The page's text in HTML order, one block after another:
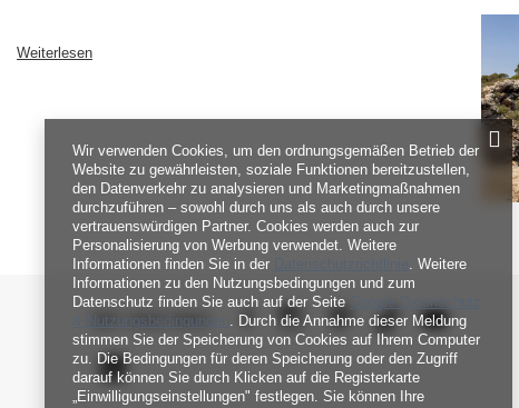
Weiterlesen
SEI UNS NAH
Wir verwenden Cookies, um den ordnungsgemäßen Betrieb der
Website zu gewährleisten, soziale Funktionen bereitzustellen,
den Datenverkehr zu analysieren und Marketingmaßnahmen
durchzuführen – sowohl durch uns als auch durch unsere
vertrauenswürdigen Partner. Cookies werden auch zur
Personalisierung von Werbung verwendet. Weitere
Informationen finden Sie in der
. Weitere
Informationen zu den Nutzungsbedingungen und zum
Datenschutz finden Sie auch auf der Seite Google Datenschutz
& Nutzungsbedingungen . Durch die Annahme dieser Meldung
stimmen Sie der Speicherung von Cookies auf Ihrem Computer
zu. Die Bedingungen für deren Speicherung oder den Zugriff
darauf können Sie durch Klicken auf die Registerkarte
„Einwilligungseinstellungen" festlegen. Sie können Ihre